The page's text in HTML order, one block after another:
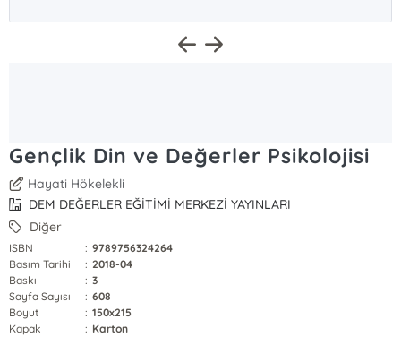
Gençlik Din ve Değerler Psikolojisi
Hayati Hökelekli
DEM DEĞERLER EĞİTİMİ MERKEZİ YAYINLARI
Diğer
ISBN : 9789756324264
Basım Tarihi
: 2018-04
Baskı
: 3
Sayfa Sayısı
: 608
Boyut
: 150x215
Kapak
: Karton